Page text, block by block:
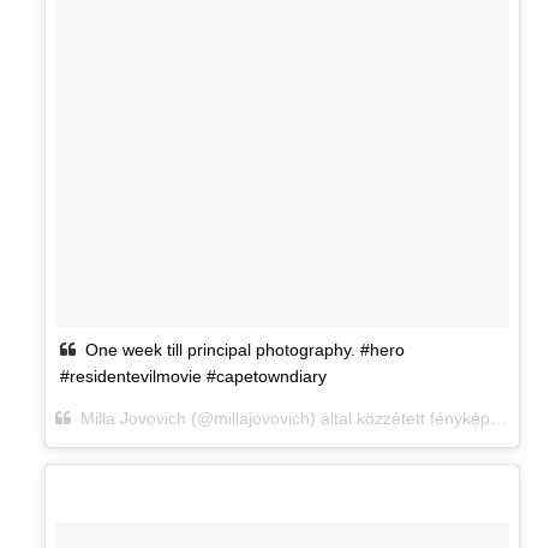
One week till principal photography. #hero
#residentevilmovie #capetowndiary
Milla Jovovich (@millajovovich) által közzétett fénykép,